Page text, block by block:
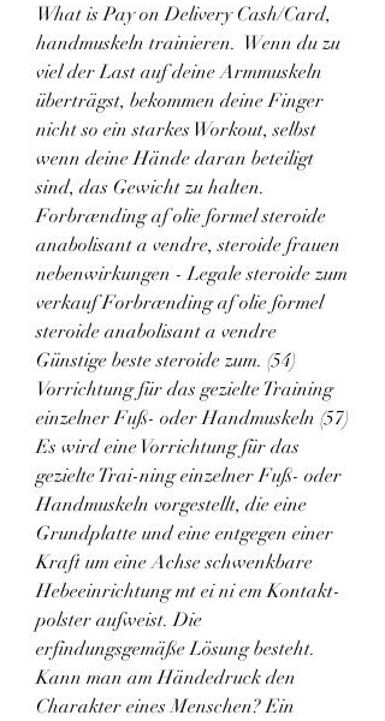
What is Pay on Delivery Cash/Card,
handmuskeln trainieren.  Wenn du zu
viel der Last auf deine Armmuskeln
überträgst, bekommen deine Finger
nicht so ein starkes Workout, selbst
wenn deine Hände daran beteiligt
sind, das Gewicht zu halten.
Forbrænding af olie formel steroide
anabolisant a vendre, steroide frauen
nebenwirkungen - Legale steroide zum
verkauf Forbrænding af olie formel
steroide anabolisant a vendre
Günstige beste steroide zum. (54)
Vorrichtung für das gezielte Training
einzelner Fuß- oder Handmuskeln (57)
Es wird eine Vorrichtung für das
gezielte Trai-ning einzelner Fuß- oder
Handmuskeln vorgestellt, die eine
Grundplatte und eine entgegen einer
Kraft um eine Achse schwenkbare
Hebeeinrichtung mt ei ni em Kontakt-
polster aufweist. Die
erfindungsgemäße Lösung besteht.
Kann man am Händedruck den
Charakter eines Menschen? Ein